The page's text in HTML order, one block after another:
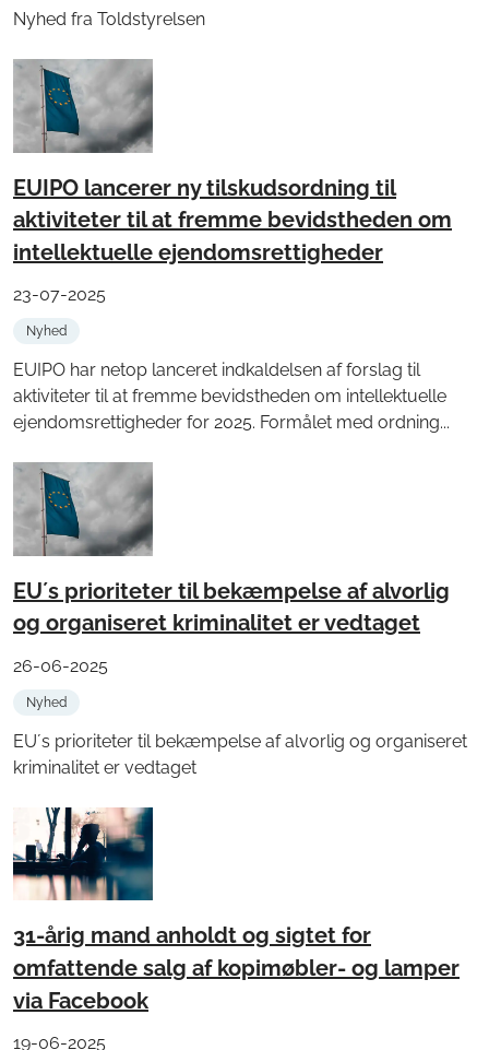
Nyhed fra Toldstyrelsen
EUIPO lancerer ny tilskudsordning til
aktiviteter til at fremme bevidstheden om
intellektuelle ejendomsrettigheder
23-07-2025
Nyhed
EUIPO har netop lanceret indkaldelsen af forslag til
aktiviteter til at fremme bevidstheden om intellektuelle
ejendomsrettigheder for 2025. Formålet med ordning...
EU´s prioriteter til bekæmpelse af alvorlig
og organiseret kriminalitet er vedtaget
26-06-2025
Nyhed
EU´s prioriteter til bekæmpelse af alvorlig og organiseret
kriminalitet er vedtaget
31-årig mand anholdt og sigtet for
omfattende salg af kopimøbler- og lamper
via Facebook
19-06-2025